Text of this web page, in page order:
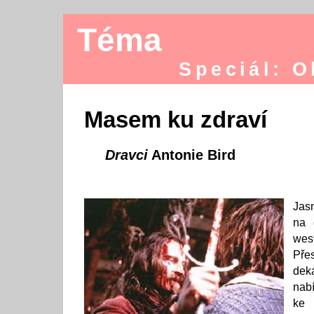
Téma
Speciál:
Masem ku zdraví
Dravci Antonie Bird
na
ke